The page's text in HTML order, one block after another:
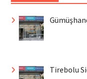
Tirebolu